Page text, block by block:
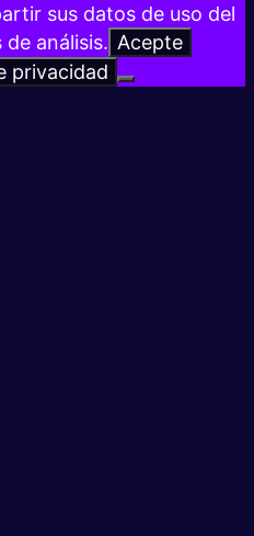
sus datos de uso del
análisis. Acepte
privacidad